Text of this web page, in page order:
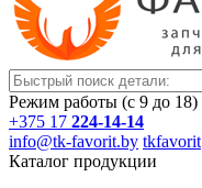
Режим работы (с 9 до 18)
+375 17 224-14-14
info@tk-favorit.by tkfavorit
Каталог продукции